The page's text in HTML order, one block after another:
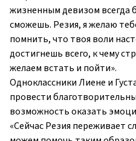
жизненным девизом всегда
сможешь. Резия, я желаю
помнить, что твоя воли
достигнешь всего, к чему
желаем встать и пойти».
Одноклассники Лиене и
провести
возможность оказать
«Сейчас Резия переживает